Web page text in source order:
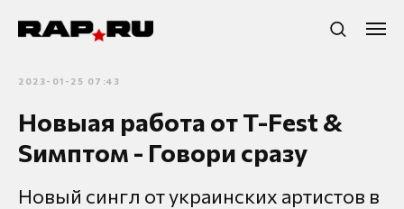
2023-01-25 07:43
Новыая работа от T-Fest &
Sимптом - Говори сразу
Новый сингл от украинских артистов в